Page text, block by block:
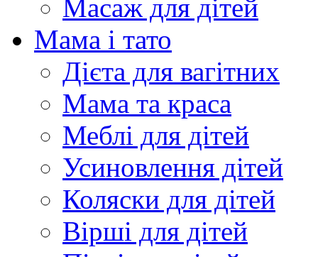
Масаж для дітей
Мама і тато
Дієта для вагітних
Мама та краса
Меблі для дітей
Усиновлення дітей
Коляски для дітей
Вірші для дітей